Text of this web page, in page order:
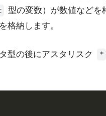
型の変数）が数値などを
格納します。
型の後にアスタリスク *